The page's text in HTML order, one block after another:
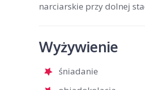
narciarskie przy dolnej
Wyżywienie
śniadanie